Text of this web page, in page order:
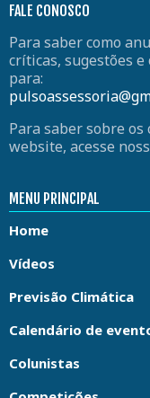
FALE CONOSCO
Para saber como
críticas, sugestões
para:
Para saber sobre os
website, acesse
MENU PRINCIPAL
Home
Vídeos
Previsão Climática
Calendário de
Colunistas